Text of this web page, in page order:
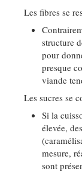
Les fibres se
structure
pour
presque
viande
Les sucres se
Si la
élevée,
mesure,
sont